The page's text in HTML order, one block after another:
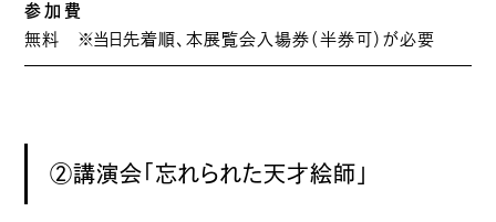
参加費
無料 ※当日先着順、本展覧会入場券（半券可）が必要
②講演会「忘れられた天才絵師」